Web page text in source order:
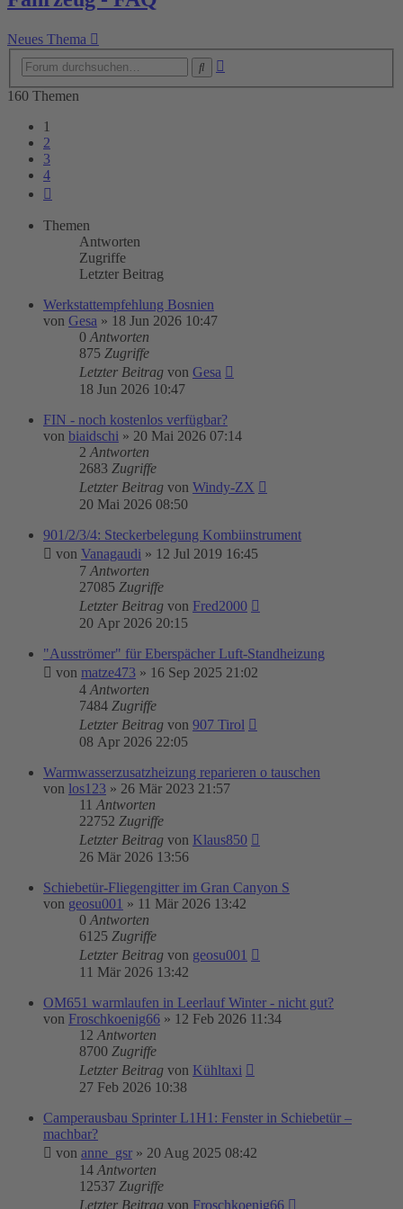
Neues Thema
160 Themen
1
2
3
4
Themen
Antworten
Zugriffe
Letzter Beitrag
Werkstattempfehlung Bosnien
von Gesa » 18 Jun 2026 10:47
0 Antworten
875 Zugriffe
Letzter Beitrag von Gesa
18 Jun 2026 10:47
FIN - noch kostenlos verfügbar?
von biaidschi » 20 Mai 2026 07:14
2 Antworten
2683 Zugriffe
Letzter Beitrag von Windy-ZX
20 Mai 2026 08:50
901/2/3/4: Steckerbelegung Kombiinstrument
von Vanagaudi » 12 Jul 2019 16:45
7 Antworten
27085 Zugriffe
Letzter Beitrag von Fred2000
20 Apr 2026 20:15
"Ausströmer" für Eberspächer Luft-Standheizung
von matze473 » 16 Sep 2025 21:02
4 Antworten
7484 Zugriffe
Letzter Beitrag von 907 Tirol
08 Apr 2026 22:05
Warmwasserzusatzheizung reparieren o tauschen
von los123 » 26 Mär 2023 21:57
11 Antworten
22752 Zugriffe
Letzter Beitrag von Klaus850
26 Mär 2026 13:56
Schiebetür-Fliegengitter im Gran Canyon S
von geosu001 » 11 Mär 2026 13:42
0 Antworten
6125 Zugriffe
Letzter Beitrag von geosu001
11 Mär 2026 13:42
OM651 warmlaufen in Leerlauf Winter - nicht gut?
von Froschkoenig66 » 12 Feb 2026 11:34
12 Antworten
8700 Zugriffe
Letzter Beitrag von Kühltaxi
27 Feb 2026 10:38
Camperausbau Sprinter L1H1: Fenster in Schiebetür –
machbar?
von anne_gsr » 20 Aug 2025 08:42
14 Antworten
12537 Zugriffe
Letzter Beitrag von Froschkoenig66